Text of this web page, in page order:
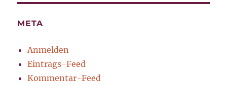
META
Anmelden
Eintrags-Feed
Kommentar-Feed